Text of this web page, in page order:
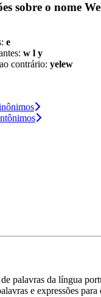
sobre o nome
e
w l y
contrário: yelew
palavras da língua
e expressões para